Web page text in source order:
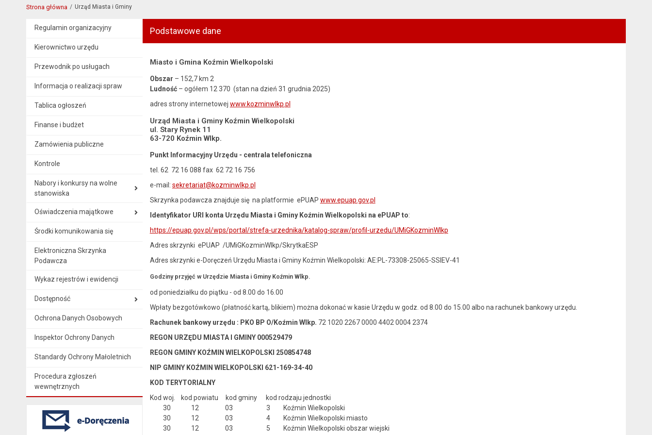
Strona główna Urząd Miasta i Gminy
Regulamin organizacyjny
Kierownictwo urzędu
Przewodnik po usługach
Informacja o realizacji spraw
Tablica ogłoszeń
Finanse i budżet
Zamówienia publiczne
Kontrole
Nabory i konkursy na wolne
stanowiska
Oświadczenia majątkowe
Środki komunikowania się
Elektroniczna Skrzynka
Podawcza
Wykaz rejestrów i ewidencji
Dostępność
Ochrona Danych Osobowych
Inspektor Ochrony Danych
Standardy Ochrony Małoletnich
Procedura zgłoszeń
wewnętrznych
Podstawowe dane
Miasto i Gmina Koźmin Wielkopolski
Obszar – 152,7 km 2
Ludność– ogółem 12 370 (stan na dzień 31 grudnia 2025)
adres strony internetowej www.kozminwlkp.pl
Urząd Miasta i Gminy Koźmin Wielkopolski
ul. Stary Rynek 11
63-720 Koźmin Wlkp.
Punkt Informacyjny Urzędu - centrala telefoniczna
tel. 62 72 16 088 fax 62 72 16 756
e-mail: sekretariat@kozminwlkp.pl
Skrzynka podawcza znajduje się na platformie ePUAP www.epuap.gov.pl
Identyfikator URI konta Urzędu Miasta i Gminy Koźmin Wielkopolski na ePUAP to:
https://epuap.gov.pl/wps/portal/strefa-urzednika/katalog-spraw/profil-urzedu/UMiGKozminWlkp
Adres skrzynki ePUAP /UMiGKozminWlkp/SkrytkaESP
Adres skrzynki e-Doręczeń Urzędu Miasta i Gminy Koźmin Wielkopolski: AE:PL-73308-25065-SSIEV-41
Godziny przyjęć w Urzędzie Miasta i Gminy Koźmin Wlkp.
od poniedziałku do piątku - od 8.00 do 16.00
Wpłaty bezgotówkowo (płatność kartą, blikiem) można dokonać w kasie Urzędu w godz. od 8.00 do 15.00 albo na rachunek bankowy urzędu.
Rachunek bankowy urzędu : PKO BP O/Koźmin Wlkp. 72 1020 2267 0000 4402 0004 2374
REGON URZĘDU MIASTA I GMINY 000529479
REGON GMINY KOŹMIN WIELKOPOLSKI 250854748
NIP GMINY KOŹMIN WIELKOPOLSKI 621-169-34-40
KOD TERYTORIALNY
Kod woj. kod powiatu kod gminy kod rodzaju jednostki
30 12 03 3 Koźmin Wielkopolski
30 12 03 4 Koźmin Wielkopolski miasto
30 12 03 5 Koźmin Wielkopolski obszar wiejski